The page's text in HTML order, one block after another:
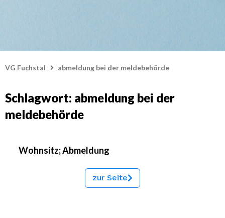
VG Fuchstal abmeldung bei der meldebehörde
Schlagwort: abmeldung bei der
meldebehörde
Wohnsitz; Abmeldung
zur Seite